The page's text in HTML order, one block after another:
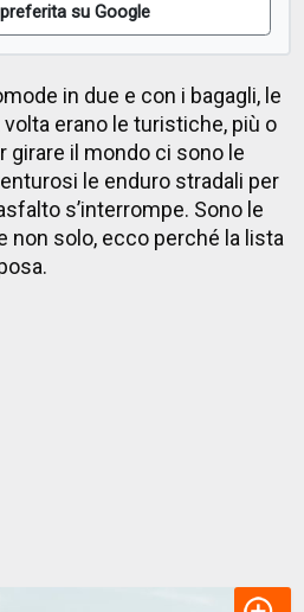
su Google
in due e con i bagagli, le
erano le turistiche, più o
girare il mondo ci sono le
le enduro stradali per
s’interrompe. Sono le
non solo, ecco perché la lista